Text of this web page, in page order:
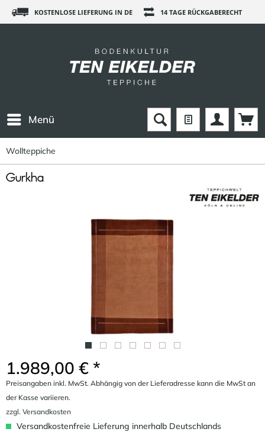
KOSTENLOSE LIEFERUNG IN DE 14 TAGE RÜCKGABERECHT
Menü
Wollteppiche
Gurkha
1.989,00 € *
Preisangaben inkl. MwSt. Abhängig von der Lieferadresse kann die MwSt an
der Kasse variieren.
zzgl. Versandkosten
Versandkostenfreie Lieferung innerhalb Deutschlands